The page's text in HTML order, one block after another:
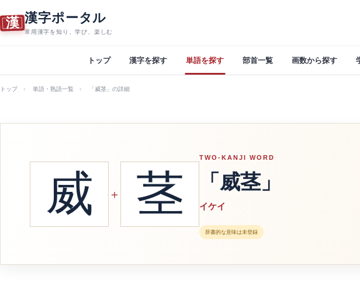
漢 漢字ポータル
常用漢字を知り、学び、楽しむ
トップ 漢字を探す 単語を探す 部首一覧 画数から探す
トップ 単語・熟語一覧 「威茎」の詳細
威 ＋ 茎
TWO-KANJI WORD
「威茎」
イケイ
辞書的な意味は未登録